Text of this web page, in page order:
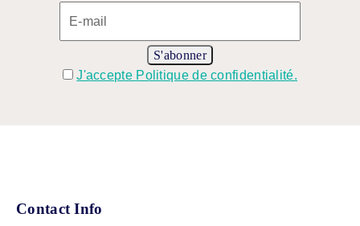
J'accepte Politique de confidentialité.
Contact Info